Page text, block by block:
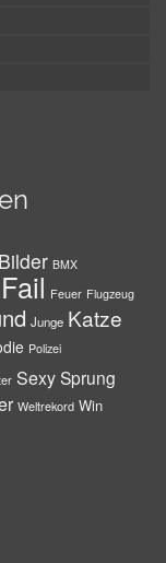
Bilder BMX
Fail Feuer Flugzeug
Junge Katze
Polizei
SexySprung
Weltrekord Win